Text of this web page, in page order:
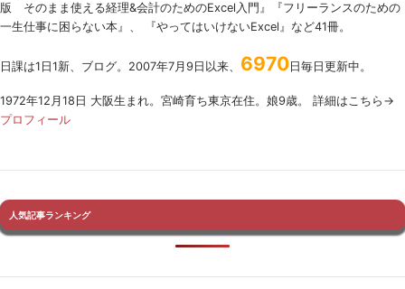
版 そのまま使える経理&会計のためのExcel入門』『フリーランスのための
一生仕事に困らない本』、 『やってはいけないExcel』など41冊。
日課は1日1新、ブログ。2007年7月9日以来、 6970 日毎日更新中。
1972年12月18日 大阪生まれ。宮崎育ち東京在住。娘9歳。 詳細はこちら→
プロフィール
人気記事ランキング